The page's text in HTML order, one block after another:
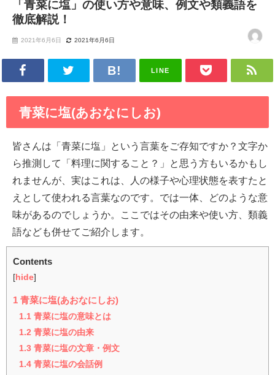
「青菜に塩」の使い方や意味、例文や類義語を
徹底解説！
2021年6月6日 2021年6月6日
LINE
青菜に塩(あおなにしお)
皆さんは「青菜に塩」という言葉をご存知ですか？文字か
ら推測して「料理に関すること？」と思う方もいるかもし
れませんが、実はこれは、人の様子や心理状態を表すたと
えとして使われる言葉なのです。では一体、どのような意
味があるのでしょうか。ここではその由来や使い方、類義
語なども併せてご紹介します。
Contents
[ hide]
1 青菜に塩(あおなにしお)
1.1 青菜に塩の意味とは
1.2 青菜に塩の由来
1.3 青菜に塩の文章・例文
1.4 青菜に塩の会話例